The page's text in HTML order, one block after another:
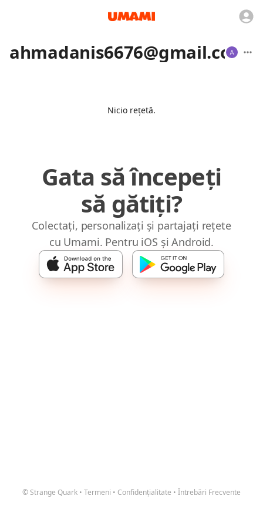
ahmadanis6676@gmail.com
Nicio rețetă.
Gata să începeți
să gătiți?
Colectați, personalizați și partajați rețete
cu Umami. Pentru iOS și Android.
© Strange Quark • Termeni • Confidențialitate • Întrebări Frecvente